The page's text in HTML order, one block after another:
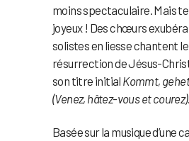
moins spectaculaire. Mais
joyeux ! Des chœurs
solistes en liesse chantent
résurrection de Jésus-
son titre initial Kommt,
(Venez, hâtez-vous et courez).
Basée sur la musique d’une